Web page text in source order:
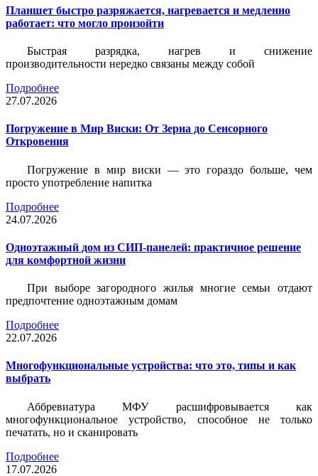
Планшет быстро разряжается, нагревается и медленно
работает: что могло произойти
Быстрая разрядка, нагрев и снижение
производительности нередко связаны между собой
Подробнее
27.07.2026
Погружение в Мир Виски: От Зерна до Сенсорного
Откровения
Погружение в мир виски — это гораздо больше, чем
просто употребление напитка
Подробнее
24.07.2026
Одноэтажный дом из СИП-панелей: практичное решение
для комфортной жизни
При выборе загородного жилья многие семьи отдают
предпочтение одноэтажным домам
Подробнее
22.07.2026
Многофункциональные устройства: что это, типы и как
выбрать
Аббревиатура МФУ расшифровывается как
многофункциональное устройство, способное не только
печатать, но и сканировать
Подробнее
17.07.2026